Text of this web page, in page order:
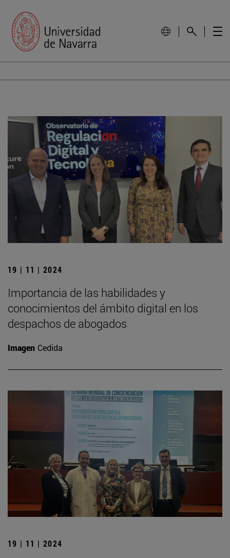
19 | 11 | 2024
Importancia de las habilidades y
conocimientos del ámbito digital en los
despachos de abogados
Imagen Cedida
19 | 11 | 2024